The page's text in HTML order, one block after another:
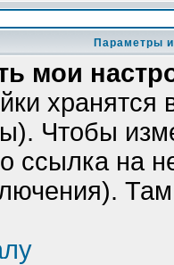
Параметры
мои
Чтобы
ссылка на